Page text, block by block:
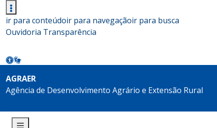
ir para conteúdoir para navegaçãoir para busca
Ouvidoria Transparência
AGRAER
Agência de Desenvolvimento Agrário e Extensão Rural